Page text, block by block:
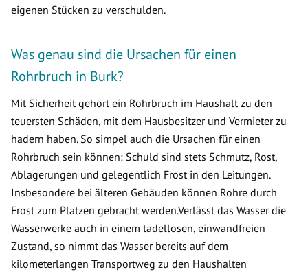
eigenen Stücken zu verschulden.
Was genau sind die Ursachen für einen
Rohrbruch in Burk?
Mit Sicherheit gehört ein Rohrbruch im Haushalt zu den
teuersten Schäden, mit dem Hausbesitzer und Vermieter zu
hadern haben. So simpel auch die Ursachen für einen
Rohrbruch sein können: Schuld sind stets Schmutz, Rost,
Ablagerungen und gelegentlich Frost in den Leitungen.
Insbesondere bei älteren Gebäuden können Rohre durch
Frost zum Platzen gebracht werden.Verlässt das Wasser die
Wasserwerke auch in einem tadellosen, einwandfreien
Zustand, so nimmt das Wasser bereits auf dem
kilometerlangen Transportweg zu den Haushalten